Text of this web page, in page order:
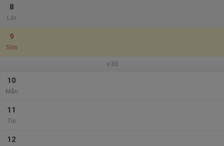
8
Lör
9
Sön
v.33
10
Mån
11
Tis
12